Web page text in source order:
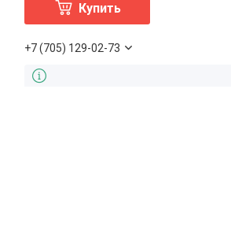
Купить
+7 (705) 129-02-73